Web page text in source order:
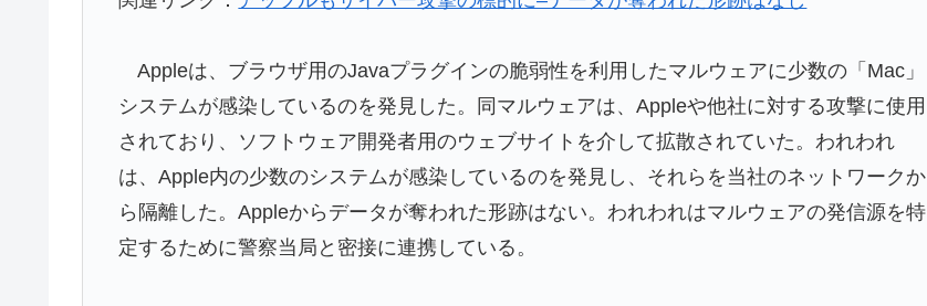
Appleは、ブラウザ用のJavaプラグインの脆弱性を利用したマルウェアに少数の「Mac」
システムが感染しているのを発見した。同マルウェアは、Appleや他社に対する攻撃に使用
されており、ソフトウェア開発者用のウェブサイトを介して拡散されていた。われわれ
は、Apple内の少数のシステムが感染しているのを発見し、それらを当社のネットワークか
ら隔離した。Appleからデータが奪われた形跡はない。われわれはマルウェアの発信源を特
定するために警察当局と密接に連携している。